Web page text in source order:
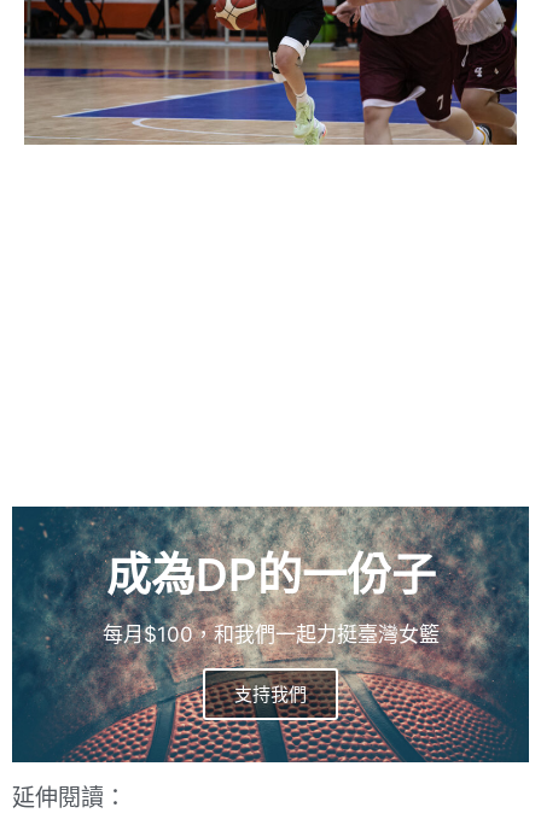
成為DP的一份子
每月$100，和我們一起力挺臺灣女籃
支持我們
延伸閱讀：